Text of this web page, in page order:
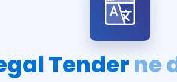
Tenderne